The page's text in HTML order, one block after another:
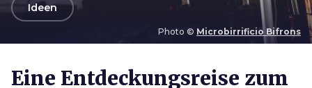
Photo © Microbirrificio Bifrons
arrow_backIdeen
Eine Entdeckungsreise zum